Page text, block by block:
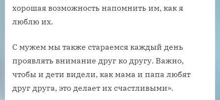
хорошая возможность напомнить им, как я
люблю их.
С мужем мы также стараемся каждый день
проявлять внимание друг ко другу. Важно,
чтобы и дети видели, как мама и папа любят
друг друга, это делает их счастливыми».